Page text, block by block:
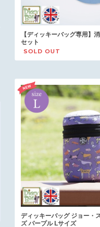
【ディッキーバッグ専用】
セット
SOLD OUT
ディッキーバッグ ジョー・
ズ パープル Lサイズ